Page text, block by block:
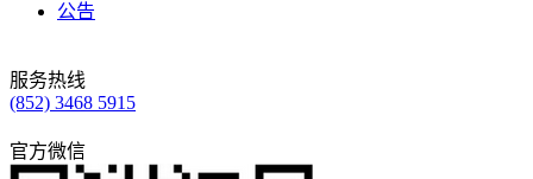
公告
服务热线
(852) 3468 5915
官方微信